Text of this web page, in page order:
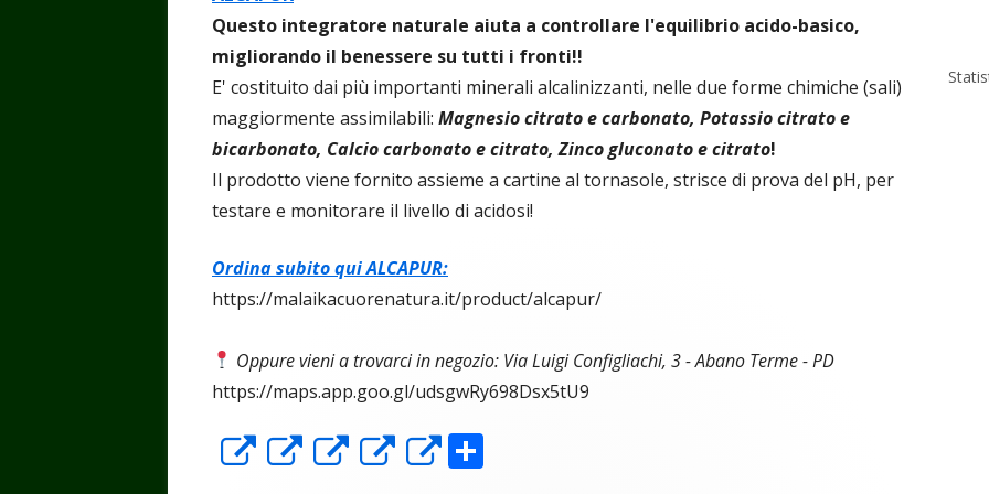
Questo integratore naturale aiuta a controllare l'equilibrio acido-basico,
migliorando il benessere su tutti i fronti!!
E' costituito dai più importanti minerali alcalinizzanti, nelle due forme chimiche (sali)
maggiormente assimilabili: Magnesio citrato e carbonato, Potassio citrato e
bicarbonato, Calcio carbonato e citrato, Zinco gluconato e citrato!
Il prodotto viene fornito assieme a cartine al tornasole, strisce di prova del pH, per
testare e monitorare il livello di acidosi!
Ordina subito qui ALCAPUR:
https://malaikacuorenatura.it/product/alcapur/
Oppure vieni a trovarci in negozio: Via Luigi Configliachi, 3 - Abano Terme - PD
https://maps.app.goo.gl/udsgwRy698Dsx5tU9
ApreApreApreApre
Apre